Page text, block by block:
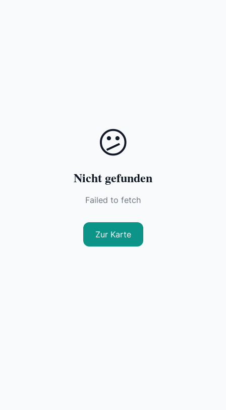
😕
Nicht gefunden
Failed to fetch
Zur Karte